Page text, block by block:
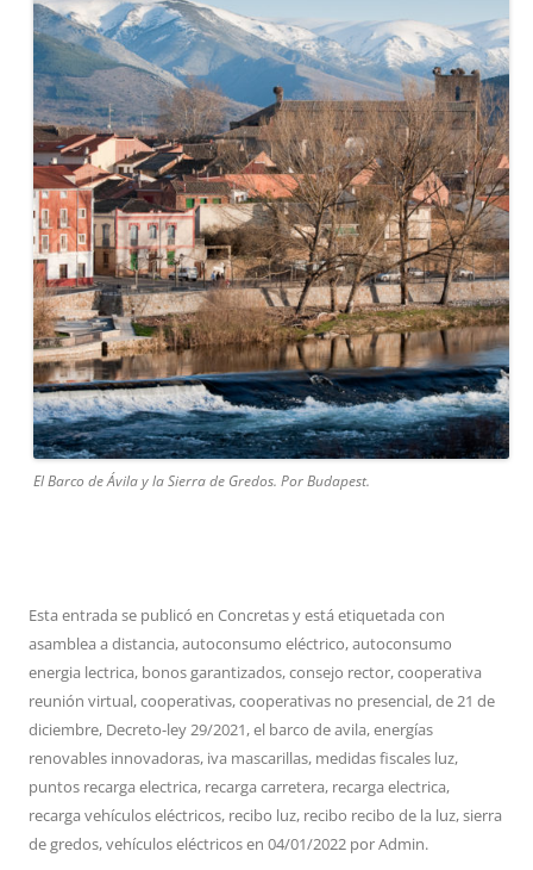
El Barco de Ávila y la Sierra de Gredos. Por Budapest.
Esta entrada se publicó en Concretasy está etiquetada con
asamblea a distancia,autoconsumo eléctrico,autoconsumo
energia lectrica, bonos garantizados,consejo rector,cooperativa
reunión virtual,cooperativas,cooperativas no presencial,de 21 de
diciembre, Decreto-ley 29/2021,el barco de avila,energías
renovables innovadoras, iva mascarillas, medidas fiscales luz,
puntos recarga electrica, recarga carretera, recarga electrica,
recarga vehículos eléctricos, recibo luz, recibo recibo de la luz,sierra
de gredos,vehículos eléctricosen 04/01/2022 porAdmin.